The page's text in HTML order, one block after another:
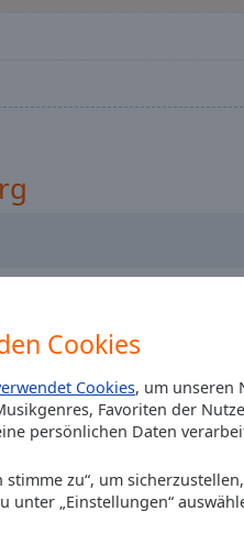
Cookies
Cookies, um unseren
Favoriten der
persönlichen Daten
stimme zu“, um
unter „Einstellungen“